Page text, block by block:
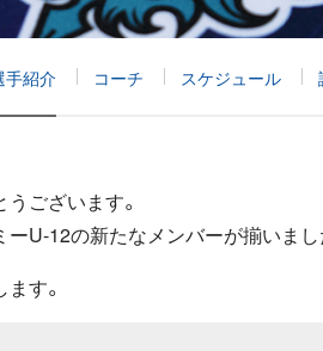
手紹介 コーチ スケジュール
ございます。
U-12の新たなメンバーが揃いまし
す。